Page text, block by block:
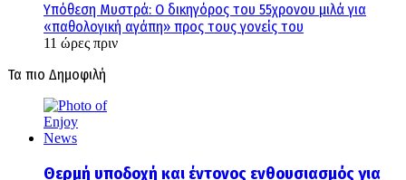
Υπόθεση Μυστρά: Ο δικηγόρος του 55χρονου μιλά για
«παθολογική αγάπη» προς τους γονείς του
11 ώρες πριν
Τα πιο Δημοφιλή
Θερμή υποδοχή και έντονος ενθουσιασμός για